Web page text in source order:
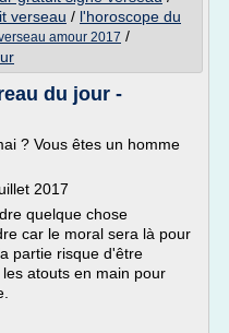
verseau / l'horoscope du
amour 2017 /
du jour -
? Vous êtes un homme
2017
quelque chose
car le moral sera là pour
partie risque d'être
atouts en main pour